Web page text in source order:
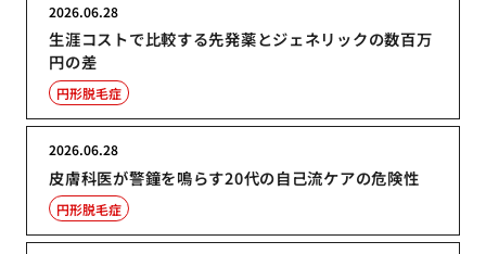
生涯コストで比較する先発薬とジェネリックの数百万
円の差
2026.06.28
円形脱毛症
皮膚科医が警鐘を鳴らす20代の自己流ケアの危険性
2026.06.28
円形脱毛症